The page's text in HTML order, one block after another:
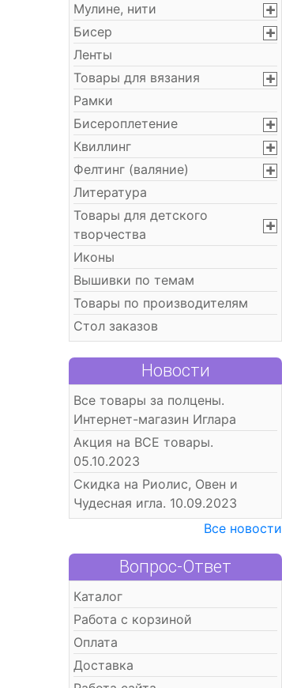
Мулине, нити
Бисер
Ленты
Товары для вязания
Рамки
Бисероплетение
Квиллинг
Фелтинг (валяние)
Литература
Товары для детского
творчества
Иконы
Вышивки по темам
Товары по производителям
Стол заказов
Новости
Все товары за полцены.
Интернет-магазин Иглара
Акция на ВСЕ товары.
05.10.2023
Скидка на Риолис, Овен и
Чудесная игла. 10.09.2023
Все новости
Вопрос-Ответ
Каталог
Работа с корзиной
Оплата
Доставка